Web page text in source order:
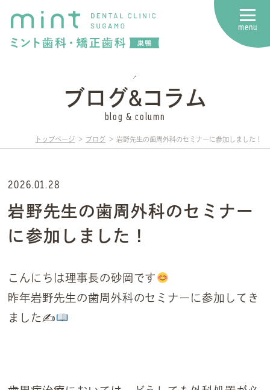
menu
ブログ&コラム
blog & column
トップページ ブログ 岩野先生の歯周外科のセミナーに参加しました！
2026.01.28
岩野先生の歯周外科のセミナー
に参加しました！
こんにちは理事長の砂岡です
昨年岩野先生の歯周外科のセミナーに参加してき
ました✍